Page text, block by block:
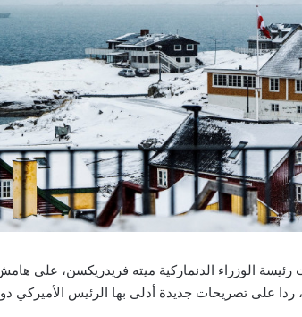
رئيسة الوزراء الدنماركية ميته فريدريكسن، على
ردا على تصريحات جديدة أدلى بها الرئيس الأميركي